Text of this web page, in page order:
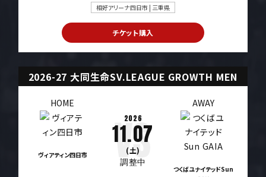
相好アリーナ四日市 | 三重県
チケット購入
2026-27 大同生命SV.LEAGUE GROWTH MEN
HOME
ヴィアティン四日市
2026
11.07
(土)
調整中
AWAY
つくばユナイテッドSun